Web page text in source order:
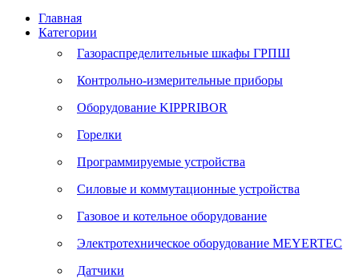
Главная
Категории
Газораспределительные шкафы ГРПШ
Контрольно-измерительные приборы
Оборудование KIPPRIBOR
Горелки
Программируемые устройства
Силовые и коммутационные устройства
Газовое и котельное оборудование
Электротехническое оборудование MEYERTEC
Датчики